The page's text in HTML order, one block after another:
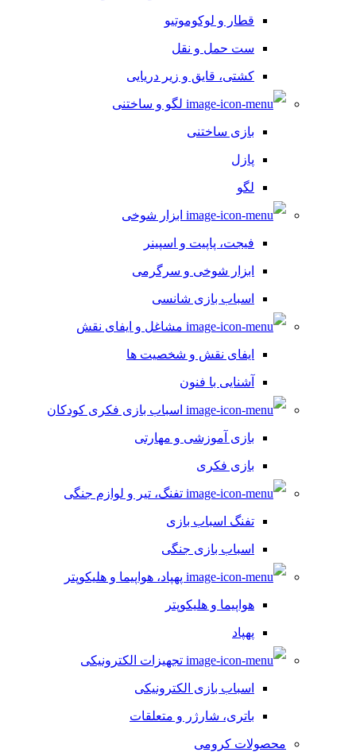
قطار و لوکوموتیو
ست حمل و نقل
کشتی، قایق و زیر دریایی
لگو و ساختنی
بازی ساختنی
پازل
لگو
ابزار شوخی
فیجت، پاپیت و اسپینر
ابزار شوخی و سرگرمی
اسباب بازی شانسی
مشاغل و ایفای نقش
ایفای نقش و شخصیت ها
آشنایی با فنون
اسباب بازی فکری کودکان
بازی آموزشی و مهارتی
بازی فکری
تفنگ، تیر و لوازم جنگی
تفنگ اسباب بازی
اسباب بازی جنگی
پهپاد، هواپیما و هلیکوپتر
هواپیما و هلیکوپتر
پهپاد
تجهیزات الکترونیکی
اسباب بازی الکترونیکی
باتری، شارژر و متعلقات
محصولات کرومی